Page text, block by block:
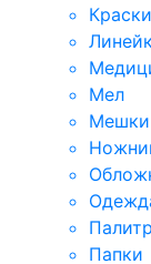
Краски
Мел
Мешки
Папки